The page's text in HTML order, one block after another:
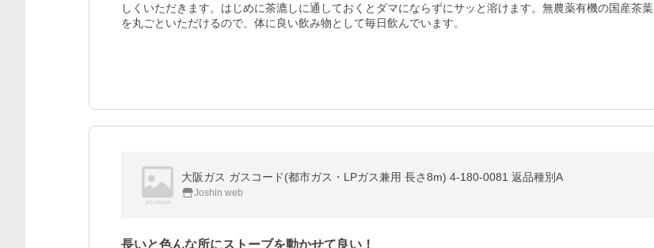
しくいただきます。はじめに茶漉しに通しておくとダマにならずにサッと溶けます。無農薬有機の国産茶葉
を丸ごといただけるので、体に良い飲み物として毎日飲んでいます。
大阪ガス ガスコード(都市ガス・LPガス兼用 長さ8m) 4-180-0081 返品種別A
Joshin web
長いと色んな所にストーブを動かせて良い！